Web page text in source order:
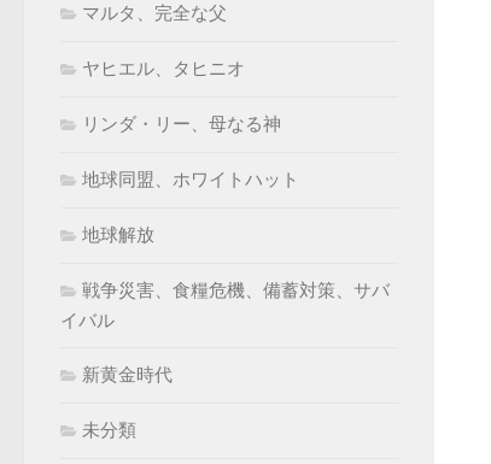
マルタ、完全な父
ヤヒエル、タヒニオ
リンダ・リー、母なる神
地球同盟、ホワイトハット
地球解放
戦争災害、食糧危機、備蓄対策、サバ
イバル
新黄金時代
未分類